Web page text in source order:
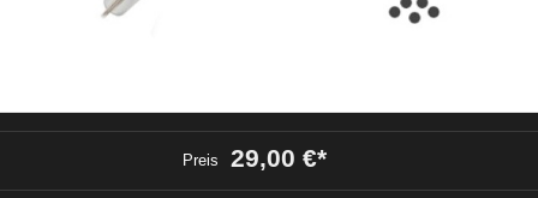
Preis 29,00 €*